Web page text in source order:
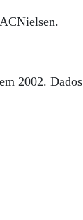
em 2002. Dados